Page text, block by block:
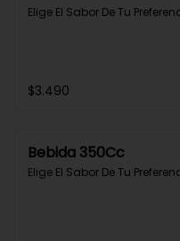
Elige El Sabor De Tu
$3.490
Bebida 350Cc
Elige El Sabor De Tu